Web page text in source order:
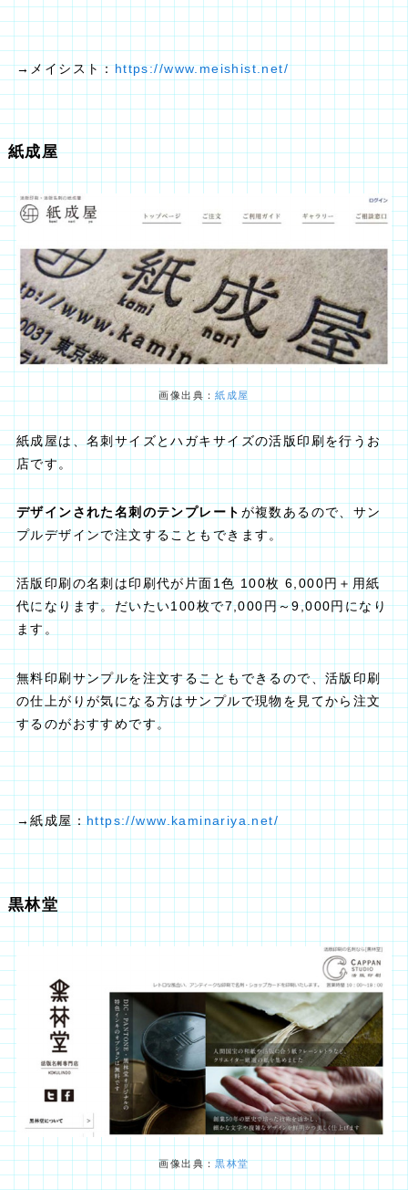
→メイシスト：https://www.meishist.net/
紙成屋
画像出典：紙成屋
紙成屋は、名刺サイズとハガキサイズの活版印刷を行うお
店です。
デザインされた名刺のテンプレート が複数あるので、サン
プルデザインで注文することもできます。
活版印刷の名刺は印刷代が片面1色 100枚 6,000円＋用紙
代になります。だいたい100枚で7,000円～9,000円になり
ます。
無料印刷サンプルを注文することもできるので、活版印刷
の仕上がりが気になる方はサンプルで現物を見てから注文
するのがおすすめです。
→紙成屋： https://www.kaminariya.net/
黒林堂
画像出典：黒林堂